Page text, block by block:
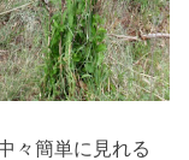
々簡単に見れる